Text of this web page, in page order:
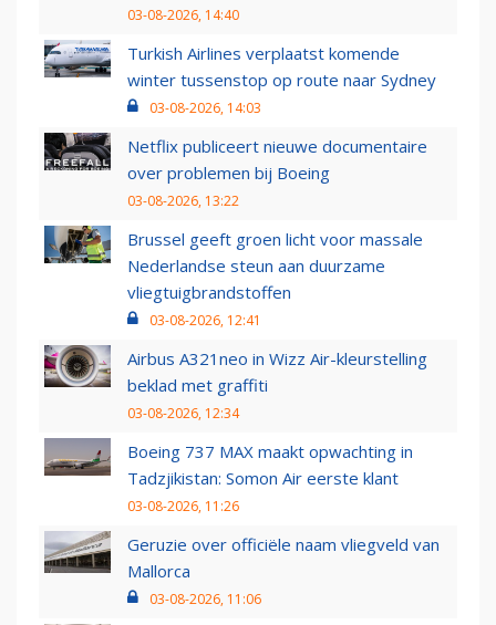
03-08-2026, 14:40
Turkish Airlines verplaatst komende
winter tussenstop op route naar Sydney
03-08-2026, 14:03
Netflix publiceert nieuwe documentaire
over problemen bij Boeing
03-08-2026, 13:22
Brussel geeft groen licht voor massale
Nederlandse steun aan duurzame
vliegtuigbrandstoffen
03-08-2026, 12:41
Airbus A321neo in Wizz Air-kleurstelling
beklad met graffiti
03-08-2026, 12:34
Boeing 737 MAX maakt opwachting in
Tadzjikistan: Somon Air eerste klant
03-08-2026, 11:26
Geruzie over officiële naam vliegveld van
Mallorca
03-08-2026, 11:06